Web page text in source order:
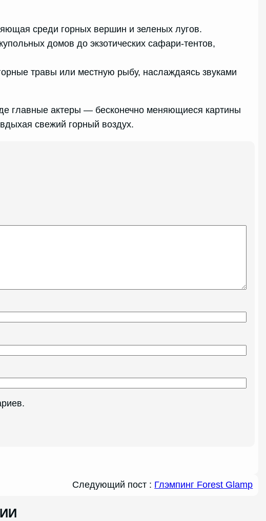
среди горных вершин и зеленых лугов.
домов до экзотических сафари-тентов,
травы или местную рыбу, наслаждаясь звуками
главные актеры — бесконечно меняющиеся картины
свежий горный воздух.
Следующий пост : Глэмпинг Forest Glamp